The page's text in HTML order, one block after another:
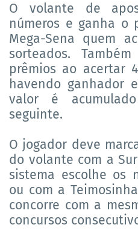
O volante de
números e ganha o
Mega-Sena quem
sorteados.
prêmios ao acertar
havendo ganhador
valor é
seguinte.
O jogador deve
do volante com a
sistema escolhe os
ou com a
concorre com a
concursos